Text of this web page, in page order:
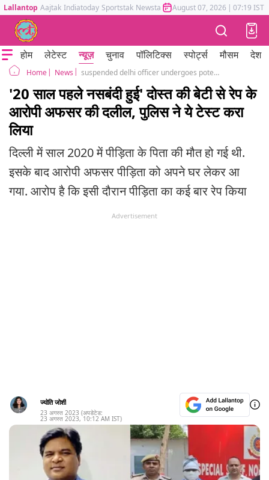
Lallantop Aajtak Indiatoday Sportstak Newstak Mumbai Tak Astrotak
August 07, 2026 | 07:19 IST
होम लेटेस्ट न्यूज़ चुनाव पॉलिटिक्स स्पोर्ट्स मौसम देश
Home News suspended delhi officer undergoes potency test lawyer mentioned vasectomy minor rape abortion
'20 साल पहले नसबंदी हुई' दोस्त की बेटी से रेप के
आरोपी अफसर की दलील, पुलिस ने ये टेस्ट करा
लिया
दिल्ली में साल 2020 में पीड़िता के पिता की मौत हो गई थी.
इसके बाद आरोपी अफसर पीड़िता को अपने घर लेकर आ
गया. आरोप है कि इसी दौरान पीड़िता का कई बार रेप किया
Advertisement
ज्योति जोशी
23 अगस्त 2023 (अपडेटेड:
23 अगस्त 2023, 10:12 AM IST)